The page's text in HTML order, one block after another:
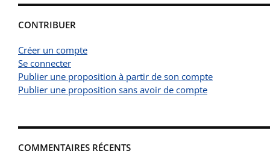
CONTRIBUER
Créer un compte
Se connecter
Publier une proposition à partir de son compte
Publier une proposition sans avoir de compte
COMMENTAIRES RÉCENTS